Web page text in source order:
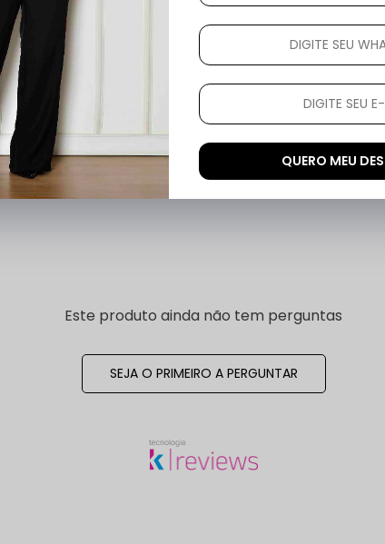
comprador verificado
Este produto ainda não tem perguntas
SEJA O PRIMEIRO A PERGUNTAR
QUERO MEU